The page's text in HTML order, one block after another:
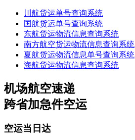
川航货运单号查询系统
国航货运单号查询系统
东航货运物流信息查询系统
南方航空货运物流信息查询系统
夏航货运物流信息单号查询系统
海航货运物流信息查询系统
机场航空速递
跨省加急件空运
空运当日达